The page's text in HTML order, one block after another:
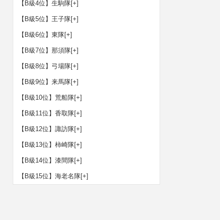
【B級4位】生駒隊[+]
【B級5位】王子隊[+]
【B級6位】東隊[+]
【B級7位】那須隊[+]
【B級8位】弓場隊[+]
【B級9位】来馬隊[+]
【B級10位】荒船隊[+]
【B級11位】香取隊[+]
【B級12位】諏訪隊[+]
【B級13位】柿崎隊[+]
【B級14位】漆間隊[+]
【B級15位】海老名隊[+]